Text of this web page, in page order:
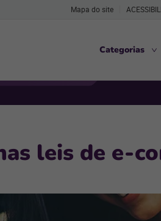
Mapa do site
Categorias
leis de e-